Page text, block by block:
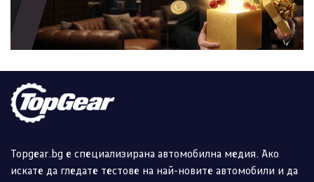
Topgear.bg е специализирана автомобилна медия. Ако
искате да гледате тестове на най-новите автомобили и да